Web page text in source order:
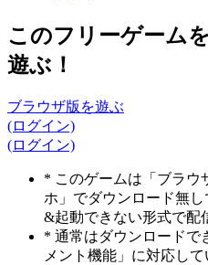
このフリーゲーム
遊ぶ！
ブラウザ版を遊ぶ
(ログイン)
(ログイン)
* このゲームは「ブラウ
ホ」でダウンロード無
&起動できない形式で配
* 通常はダウンロードで
メント機能」に対応し